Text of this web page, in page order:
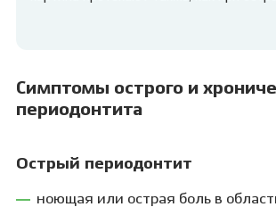
Симптомы острого и
периодонтита
Острый периодонтит
ноющая или острая боль в